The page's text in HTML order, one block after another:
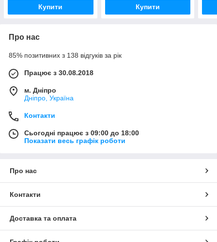
Купити Купити
Про нас
85% позитивних з 138 відгуків за рік
Працює з 30.08.2018
м. Дніпро
Дніпро, Україна
Контакти
Сьогодні працює з 09:00 до 18:00
Показати весь графік роботи
Про нас
Контакти
Доставка та оплата